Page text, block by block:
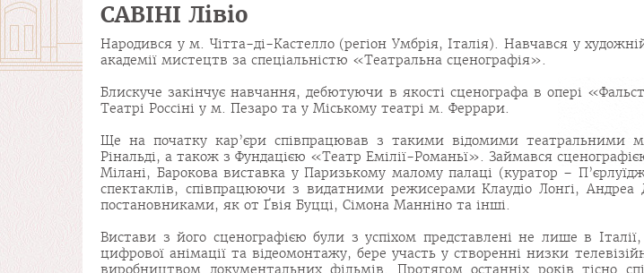
САВІНІ Лівіо
Народився у м. Чітта-ді-Кастелло (регіон Умбрія, Італія). Навчався у
академії мистецтв за спеціальністю «Театральна сценографія».
Блискуче закінчує навчання, дебютуючи в якості сценографа в опері
Театрі Россіні у м. Пезаро та у Міському театрі м. Феррари.
Ще на початку кар’єри співпрацював з такими відомими театральними
Рінальді, а також з Фундацією «Театр Емілії-Романьї». Займався
Мілані, Барокова виставка у Паризькому малому палаці (куратор –
спектаклів, співпрацюючи з видатними режисерами Клаудіо Лонґі,
постановниками, як от Ґвія Буцці, Сімона Манніно та інші.
Вистави з його сценографією були з успіхом представлені не лише в
цифрової анімації та відеомонтажу, бере участь у створенні низки
виробництвом документальних фільмів. Протягом останніх років тісно